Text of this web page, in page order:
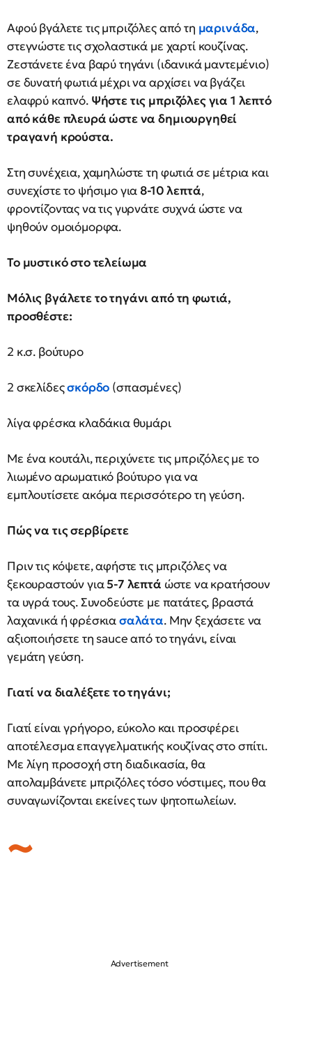
Αφού βγάλετε τις μπριζόλες από τη μαρινάδα,
στεγνώστε τις σχολαστικά με χαρτί κουζίνας.
Ζεστάνετε ένα βαρύ τηγάνι (ιδανικά μαντεμένιο)
σε δυνατή φωτιά μέχρι να αρχίσει να βγάζει
ελαφρύ καπνό. Ψήστε τις μπριζόλες για 1 λεπτό
από κάθε πλευρά ώστε να δημιουργηθεί
τραγανή κρούστα.
Στη συνέχεια, χαμηλώστε τη φωτιά σε μέτρια και
συνεχίστε το ψήσιμο για8-10 λεπτά,
φροντίζοντας να τις γυρνάτε συχνά ώστε να
ψηθούν ομοιόμορφα.
Το μυστικό στο τελείωμα
Μόλις βγάλετε το τηγάνι από τη φωτιά,
προσθέστε:
2 κ.σ. βούτυρο
2 σκελίδεςσκόρδο (σπασμένες)
λίγα φρέσκα κλαδάκια θυμάρι
Με ένα κουτάλι, περιχύνετε τις μπριζόλες με το
λιωμένο αρωματικό βούτυρο για να
εμπλουτίσετε ακόμα περισσότερο τη γεύση.
Πώς να τις σερβίρετε
Πριν τις κόψετε, αφήστε τις μπριζόλες να
ξεκουραστούν για5-7 λεπτά ώστε να κρατήσουν
τα υγρά τους. Συνοδεύστε με πατάτες, βραστά
λαχανικά ή φρέσκιασαλάτα. Μην ξεχάσετε να
αξιοποιήσετε τη sauce από το τηγάνι, είναι
γεμάτη γεύση.
Γιατί να διαλέξετε το τηγάνι;
Γιατί είναι γρήγορο, εύκολο και προσφέρει
αποτέλεσμα επαγγελματικής κουζίνας στο σπίτι.
Με λίγη προσοχή στη διαδικασία, θα
απολαμβάνετε μπριζόλες τόσο νόστιμες, που θα
συναγωνίζονται εκείνες των ψητοπωλείων.